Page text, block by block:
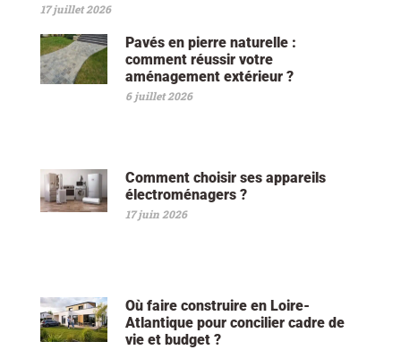
17 juillet 2026
Pavés en pierre naturelle :
comment réussir votre
aménagement extérieur ?
6 juillet 2026
Comment choisir ses appareils
électroménagers ?
17 juin 2026
Où faire construire en Loire-
Atlantique pour concilier cadre de
vie et budget ?